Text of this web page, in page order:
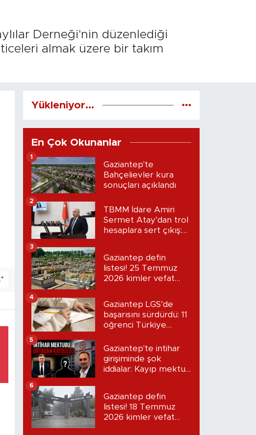
Derneği'nin düzenlediği
almak üzere bir takım
+
Yükleniyor...
En Çok Okunanlar
Gaziantep'te
Bahçelievler kura
sonuçları açıklandı
1
TBMM İdare Amiri
Sermet Atay’dan trol
hesaplara sert çıkış:
2
Gaziantep defin
listesi! 25 Temmuz
2026 kimler vefat
3
Gaziantep LGS’de
başarısını sürdürdü: 11
öğrenci Türkiye
4
Gaziantep'te intihar
girişiminde şok
iddialar: Kayıp mektup
5
Gaziantep defin
listesi! 18 Temmuz
2026 kimler vefat
6